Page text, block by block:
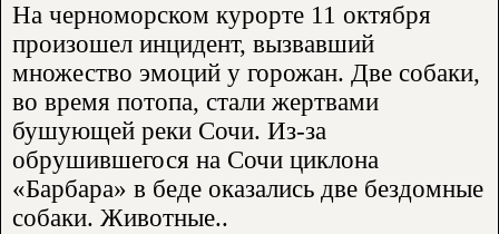
На черноморском курорте 11 октября
произошел инцидент, вызвавший
множество эмоций у горожан. Две собаки,
во время потопа, стали жертвами
бушующей реки Сочи. Из-за
обрушившегося на Сочи циклона
«Барбара» в беде оказались две бездомные
собаки. Животные..